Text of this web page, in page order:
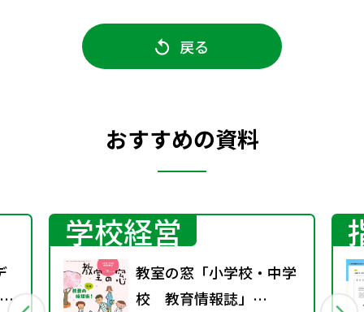
戻る
おすすめの資料
学校経営
教室の窓「小学校・中学
校 教育情報誌」